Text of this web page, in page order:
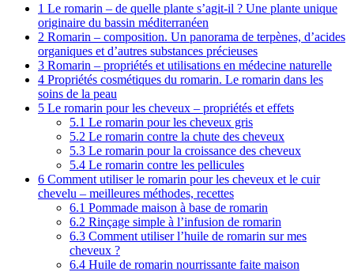
1 Le romarin – de quelle plante s’agit-il ? Une plante unique
originaire du bassin méditerranéen
2 Romarin – composition. Un panorama de terpènes, d’acides
organiques et d’autres substances précieuses
3 Romarin – propriétés et utilisations en médecine naturelle
4 Propriétés cosmétiques du romarin. Le romarin dans les
soins de la peau
5 Le romarin pour les cheveux – propriétés et effets
5.1 Le romarin pour les cheveux gris
5.2 Le romarin contre la chute des cheveux
5.3 Le romarin pour la croissance des cheveux
5.4 Le romarin contre les pellicules
6 Comment utiliser le romarin pour les cheveux et le cuir
chevelu – meilleures méthodes, recettes
6.1 Pommade maison à base de romarin
6.2 Rinçage simple à l’infusion de romarin
6.3 Comment utiliser l’huile de romarin sur mes
cheveux ?
6.4 Huile de romarin nourrissante faite maison